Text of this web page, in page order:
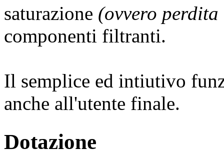
saturazione (ovvero
componenti filtranti.
Il semplice ed intiutivo
anche all'utente finale.
Dotazione